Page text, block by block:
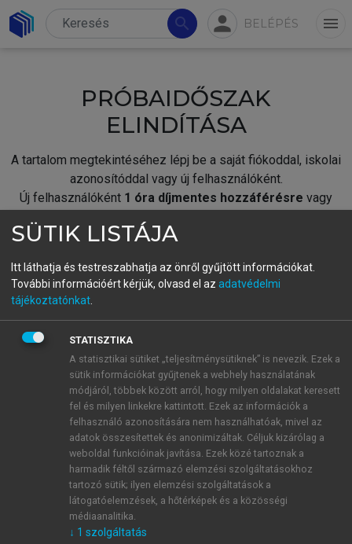
search person BELÉPÉS menu
PRÓBAIDŐSZAK
ELINDÍTÁSA
A tartalom megtekintéséhez lépj be a saját fiókoddal, iskolai
azonosítóddal vagy új felhasználóként.
Új felhasználóként 1 óra díjmentes hozzáférésre vagy
fiókoddal,vagy hozz létre új fiókot.
A regisztráció után apróbaidőszakautomatikusan
BELÉPÉS SAJÁT FIÓKKAL
ÚJ FIÓK LÉTREHOZÁSA
1 óra díjmentes hozzáférés
E-MAIL-CÍM
SÜTIK LISTÁJA
Itt láthatja és testreszabhatja az önről gyűjtött információkat.
További információért kérjük, olvasd el az adatvédelmi
tájékoztatónkat
STATISZTIKA
A statisztikai sütiket „teljesítménysütiknek” is nevezik. Ezek a
sütik információkat gyűjtenek a webhely használatának
módjáról, többek között arról, hogy milyen oldalakat keresett
fel és milyen linkekre kattintott. Ezek az információk a
felhasználó azonosítására nem használhatóak, mivel az
adatok összesítettek és anonimizáltak. Céljuk kizárólag a
weboldal funkcióinak javítása. Ezek közé tartoznak a
harmadik féltől származó elemzési szolgáltatásokhoz
tartozó sütik; ilyen elemzési szolgáltatások a
látogatóelemzések, a hőtérképek és a közösségi
médiaanalitika.
↓ 1 szolgáltatás